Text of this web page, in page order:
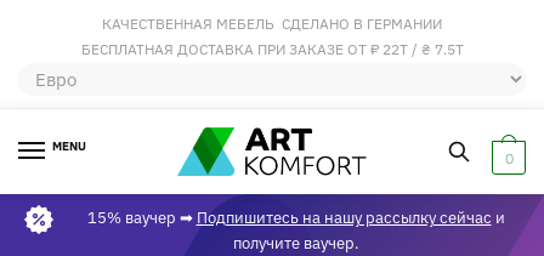
КАЧЕСТВЕННАЯ МЕБЕЛЬ СДЕЛАНО В ГЕРМАНИИ
БЕСПЛАТНАЯ ДОСТАВКА ПРИ ЗАКАЗЕ ОТ ₽ 22Т / ₴ 7.5Т
MENU
0
15% ваучер ➡ Подпишитесь на нашу рассылку сейчас и
получите ваучер.